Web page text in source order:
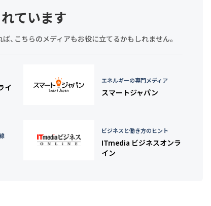
ています
、こちらのメディアもお役に立てるかもしれません。
イ
エネルギーの専門メディア
スマートジャパン
ビジネスと働き方のヒント
ITmedia ビジネスオンラ
イン